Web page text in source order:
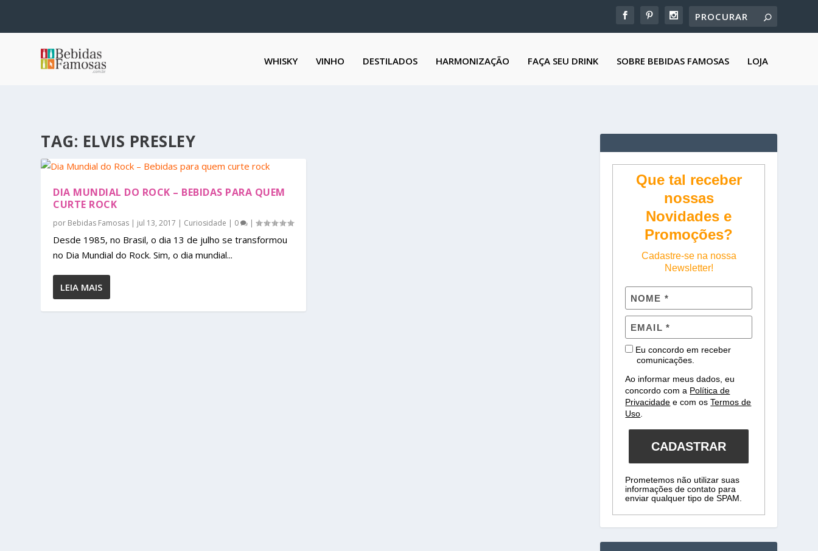
WHISKY VINHO DESTILADOS HARMONIZAÇÃO FAÇA SEU DRINK SOBRE BEBIDAS FAMOSAS LOJA
TAG: ELVIS PRESLEY
DIA MUNDIAL DO ROCK – BEBIDAS PARA QUEM
CURTE ROCK
por Bebidas Famosas | jul 13, 2017 | Curiosidade | 0 |
Desde 1985, no Brasil, o dia 13 de julho se transformou
no Dia Mundial do Rock. Sim, o dia mundial...
LEIA MAIS
Que tal receber
nossas
Novidades e
Promoções?
Cadastre-se na nossa
Newsletter!
Eu concordo em receber
comunicações.
Ao informar meus dados, eu
concordo com a Política de
Privacidade e com osTermos de
Uso
CADASTRAR
Prometemos não utilizar suas
informações de contato para
enviar qualquer tipo de SPAM.